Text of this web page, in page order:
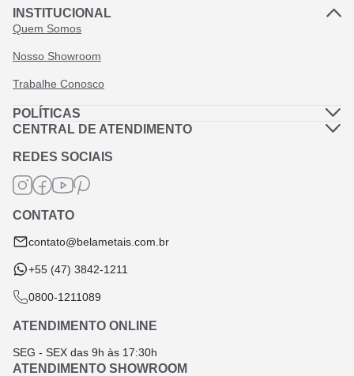
INSTITUCIONAL
Quem Somos
Nosso Showroom
Trabalhe Conosco
POLÍTICAS
Política de Privacidade
Política de Frete
Termos de Garantia
Termos e Condições
Troca e Devolução
CENTRAL DE ATENDIMENTO
REDES SOCIAIS
CONTATO
contato@belametais.com.br
+55 (47) 3842-1211
0800-1211089
ATENDIMENTO ONLINE
SEG - SEX das 9h às 17:30h
ATENDIMENTO SHOWROOM